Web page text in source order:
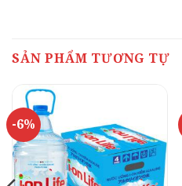
SẢN PHẨM TƯƠNG TỰ
-6%